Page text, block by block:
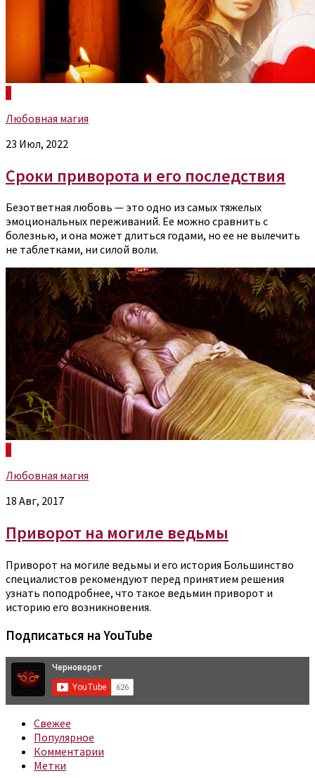
6
Любовная магия
23 Июл, 2022
Сроки приворота и его последствия
Безответная любовь — это одно из самых тяжелых
эмоциональных переживаний. Ее можно сравнить с
болезнью, и она может длиться годами, но ее не вылечить
не таблетками, ни силой воли.
6
Любовная магия
18 Авг, 2017
Приворот на могиле ведьмы
Приворот на могиле ведьмы и его история Большинство
специалистов рекомендуют перед принятием решения
узнать поподробнее, что такое ведьмин приворот и
историю его возникновения.
Подписаться на YouTube
Свежее
Популярное
Комментарии
Метки